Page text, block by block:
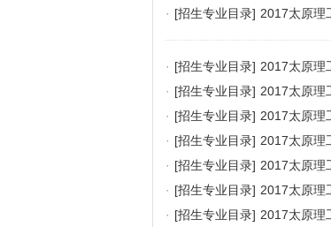
· [招生专业目录] 2017太原理
· [招生专业目录] 2017太原理
· [招生专业目录] 2017太原理
· [招生专业目录] 2017太原理
· [招生专业目录] 2017太原理
· [招生专业目录] 2017太原理
· [招生专业目录] 2017太原理
· [招生专业目录] 2017太原理